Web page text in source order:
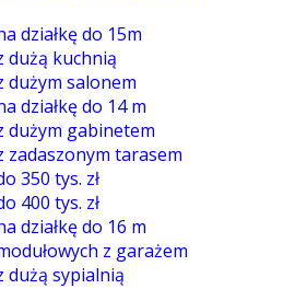
działkę do 15m
dużą kuchnią
dużym salonem
działkę do 14 m
dużym gabinetem
zadaszonym tarasem
350 tys. zł
400 tys. zł
działkę do 16 m
z garażem
dużą sypialnią